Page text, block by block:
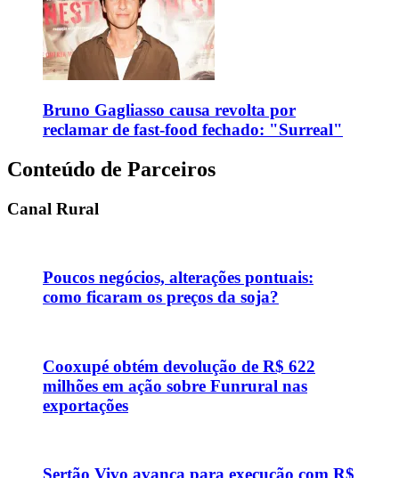
Bruno Gagliasso causa revolta por
reclamar de fast-food fechado: "Surreal"
Conteúdo de Parceiros
Canal Rural
Poucos negócios, alterações pontuais:
como ficaram os preços da soja?
Cooxupé obtém devolução de R$ 622
milhões em ação sobre Funrural nas
exportações
Sertão Vivo avança para execução com R$